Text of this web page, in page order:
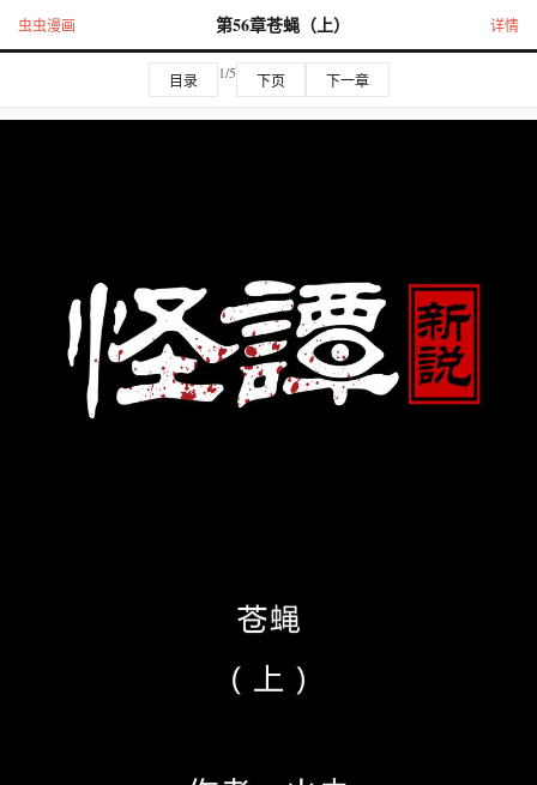
虫虫漫画 第56章苍蝇（上） 详情
目录 1/5 下页 下一章